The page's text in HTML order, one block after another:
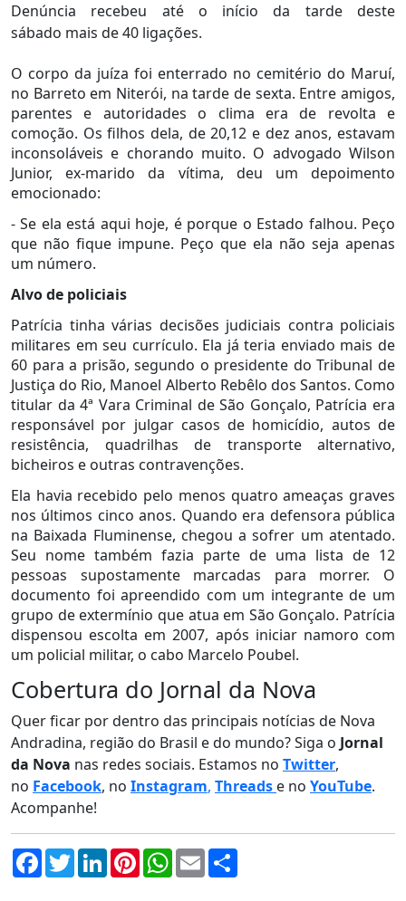
Denúncia recebeu até o início da tarde deste
sábado mais de 40 ligações.
O corpo da juíza foi enterrado no cemitério do Maruí,
no Barreto em Niterói, na tarde de sexta. Entre amigos,
parentes e autoridades o clima era de revolta e
comoção. Os filhos dela, de 20,12 e dez anos, estavam
inconsoláveis e chorando muito. O advogado Wilson
Junior, ex-marido da vítima, deu um depoimento
emocionado:
- Se ela está aqui hoje, é porque o Estado falhou. Peço
que não fique impune. Peço que ela não seja apenas
um número.
Alvo de policiais
Patrícia tinha várias decisões judiciais contra policiais
militares em seu currículo. Ela já teria enviado mais de
60 para a prisão, segundo o presidente do Tribunal de
Justiça do Rio, Manoel Alberto Rebêlo dos Santos. Como
titular da 4ª Vara Criminal de São Gonçalo, Patrícia era
responsável por julgar casos de homicídio, autos de
resistência, quadrilhas de transporte alternativo,
bicheiros e outras contravenções.
Ela havia recebido pelo menos quatro ameaças graves
nos últimos cinco anos. Quando era defensora pública
na Baixada Fluminense, chegou a sofrer um atentado.
Seu nome também fazia parte de uma lista de 12
pessoas supostamente marcadas para morrer. O
documento foi apreendido com um integrante de um
grupo de extermínio que atua em São Gonçalo. Patrícia
dispensou escolta em 2007, após iniciar namoro com
um policial militar, o cabo Marcelo Poubel.
Cobertura do Jornal da Nova
Quer ficar por dentro das principais notícias de Nova
Andradina, região do Brasil e do mundo? Siga o Jornal
da Nova nas redes sociais. Estamos no Twitter,
no Facebook, no Instagram, Threads e no YouTube.
Acompanhe!
Facebook
TwitterLinkedInPinterestWhatsApp
Email